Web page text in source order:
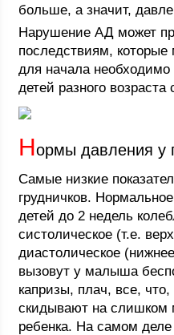
больше, а значит,
Нарушение АД может
последствиям,
для начала необходимо
детей разного
Нормы давления у
Самые низкие
грудничков.
детей до 2 недель
систолическое (т.е.
диастолическое
вызовут у малыша
капризы, плач, все,
скидывают на слишком
ребенка. На самом